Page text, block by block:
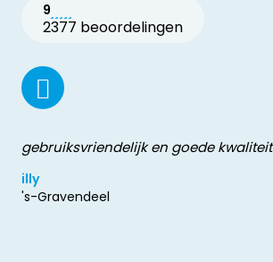
9
2377 beoordelingen
gebruiksvriendelijk en goede kwaliteit
illy
's-Gravendeel